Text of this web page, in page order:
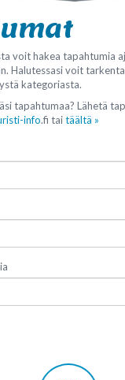
voit hakea tapahtumia
Halutessasi voit
kategoriasta.
tapahtumaa? Lähetä
info.fi taitäältä »